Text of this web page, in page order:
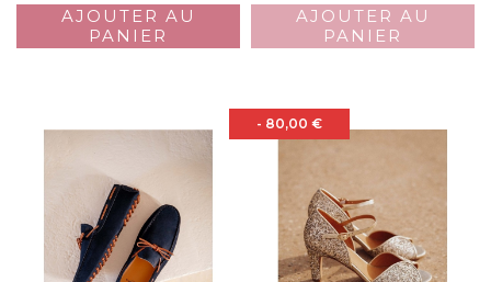
base
AJOUTER AU
PANIER
AJOUTER AU
PANIER
- 80,00 €